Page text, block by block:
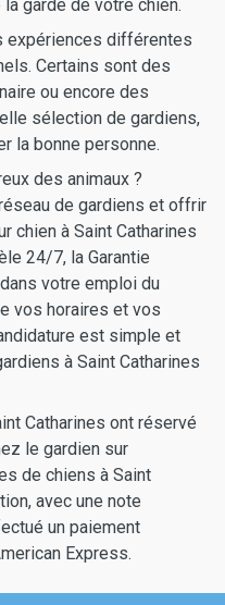
garde de votre chien.
expériences différentes
Certains sont des
ou encore des
sélection de gardiens,
la bonne personne.
des animaux ?
de gardiens et offrir
chien à Saint Catharines
24/7, la Garantie
votre emploi du
vos horaires et vos
est simple et
à Saint Catharines
Catharines ont réservé
le gardien sur
de chiens à Saint
avec une note
un paiement
Express.